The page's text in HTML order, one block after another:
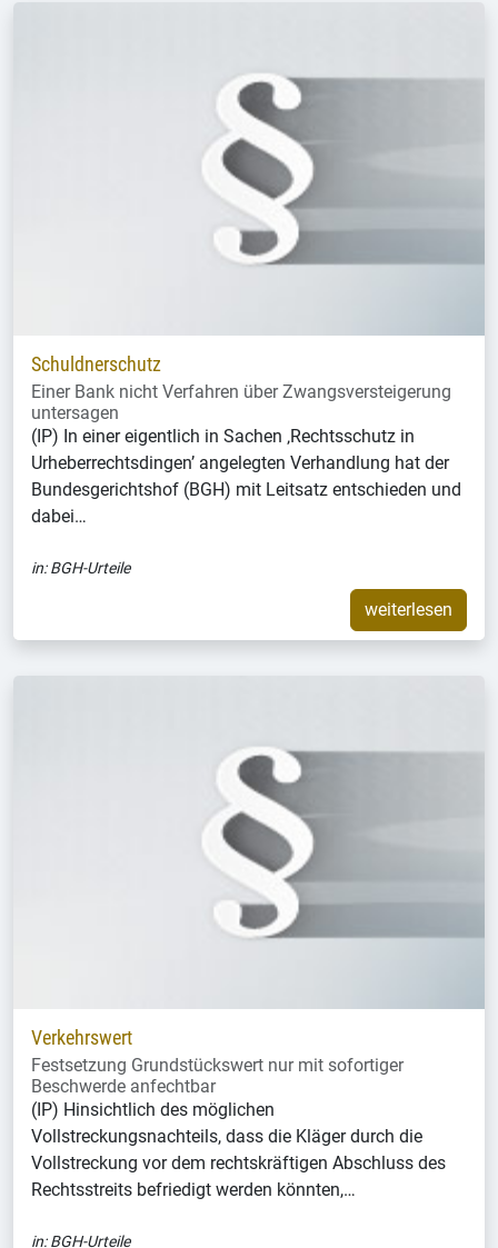
Schuldnerschutz
Einer Bank nicht Verfahren über Zwangsversteigerung
untersagen
(IP) In einer eigentlich in Sachen ‚Rechtsschutz in
Urheberrechtsdingen’ angelegten Verhandlung hat der
Bundesgerichtshof (BGH) mit Leitsatz entschieden und
dabei…
in:BGH-Urteile
weiterlesen
Verkehrswert
Festsetzung Grundstückswert nur mit sofortiger
Beschwerde anfechtbar
(IP) Hinsichtlich des möglichen
Vollstreckungsnachteils, dass die Kläger durch die
Vollstreckung vor dem rechtskräftigen Abschluss des
Rechtsstreits befriedigt werden könnten,…
in:BGH-Urteile